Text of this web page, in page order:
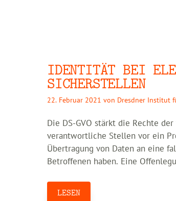
IDENTITÄT BEI
SICHERSTELLEN
22. Februar 2021 von Dresdner Institut
Die DS-GVO stärkt die Rechte
verantwortliche Stellen vor ein
Übertragung von Daten an eine
Betroffenen haben. Eine
LESEN